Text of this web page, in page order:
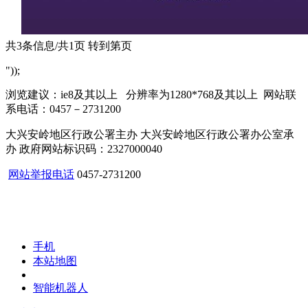
共3条信息/共1页 转到第页
"));
浏览建议：ie8及其以上 分辨率为1280*768及其以上 网站联
系电话：0457－2731200
大兴安岭地区行政公署主办 大兴安岭地区行政公署办公室承
办 政府网站标识码：2327000040
网站举报电话 0457-2731200
手机
本站地图
智能机器人